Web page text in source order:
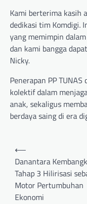
Kami berterima
dedikasi tim Komdigi.
yang memimpin
dan kami bangga
Nicky.
Penerapan PP
kolektif dalam
anak, sekaligus
berdaya saing di era
Post
navigation
⟵
Danantara
Tahap 3 Hilirisasi
Motor Pertumbuhan
Ekonomi